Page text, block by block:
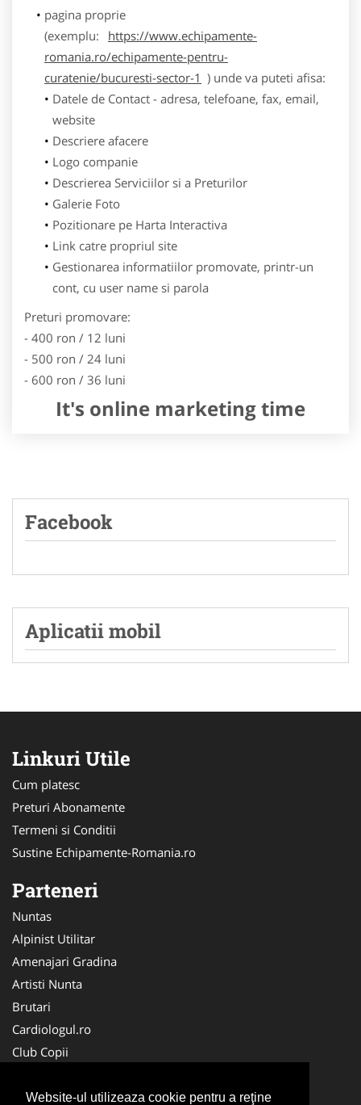
Website-ul utilizeaza cookie pentru a reţine
pagina proprie
(exemplu:
https://www.echipamente-
romania.ro/echipamente-pentru-
curatenie/bucuresti-sector-1 ) unde va puteti afisa:
Datele de Contact - adresa, telefoane, fax, email,
website
Descriere afacere
Logo companie
Descrierea Serviciilor si a Preturilor
Galerie Foto
Pozitionare pe Harta Interactiva
Link catre propriul site
Gestionarea informatiilor promovate, printr-un
cont, cu user name si parola
Preturi promovare:
- 400 ron / 12 luni
- 500 ron / 24 luni
- 600 ron / 36 luni
It's online marketing time
Facebook
Aplicatii mobil
Linkuri Utile
Cum platesc
Preturi Abonamente
Termeni si Conditii
Sustine Echipamente-Romania.ro
Parteneri
Nuntas
Alpinist Utilitar
Amenajari Gradina
Artisti Nunta
Brutari
Cardiologul.ro
Club Copii
Ambalaje Romania